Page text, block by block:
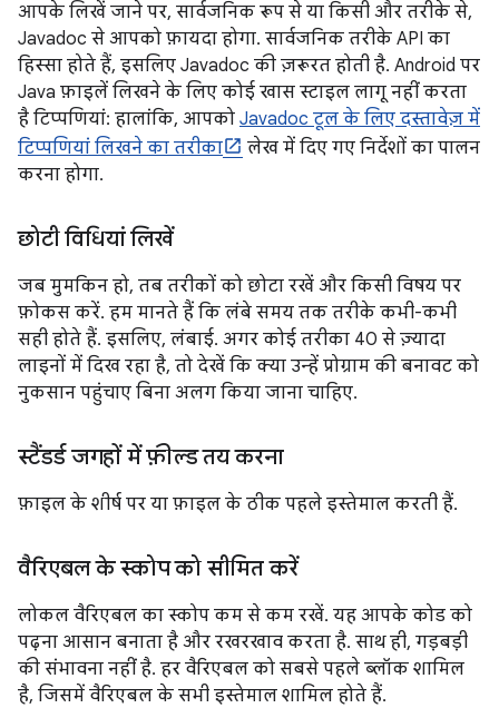
आपके लिखें जाने पर, सार्वजनिक रूप से या किसी और तरीके से,
Javadoc से आपको फ़ायदा होगा. सार्वजनिक तरीके API का
हिस्सा होते हैं, इसलिए Javadoc की ज़रूरत होती है. Android पर
Java फ़ाइलें लिखने के लिए कोई खास स्टाइल लागू नहीं करता
है टिप्पणियां: हालांकि, आपको Javadoc टूल के लिए दस्तावेज़ में
टिप्पणियां लिखने का तरीका
लेख में दिए गए निर्देशों का पालन
करना होगा.
छोटी विधियां लिखें
जब मुमकिन हो, तब तरीकों को छोटा रखें और किसी विषय पर
फ़ोकस करें. हम मानते हैं कि लंबे समय तक तरीके कभी-कभी
सही होते हैं. इसलिए, लंबाई. अगर कोई तरीका 40 से ज़्यादा
लाइनों में दिख रहा है, तो देखें कि क्या उन्हें प्रोग्राम की बनावट को
नुकसान पहुंचाए बिना अलग किया जाना चाहिए.
स्टैंडर्ड जगहों में फ़ील्ड तय करना
फ़ाइल के शीर्ष पर या फ़ाइल के ठीक पहले इस्तेमाल करती हैं.
वैरिएबल के स्कोप को सीमित करें
लोकल वैरिएबल का स्कोप कम से कम रखें. यह आपके कोड को
पढ़ना आसान बनाता है और रखरखाव करता है. साथ ही, गड़बड़ी
की संभावना नहीं है. हर वैरिएबल को सबसे पहले ब्लॉक शामिल
है, जिसमें वैरिएबल के सभी इस्तेमाल शामिल होते हैं.